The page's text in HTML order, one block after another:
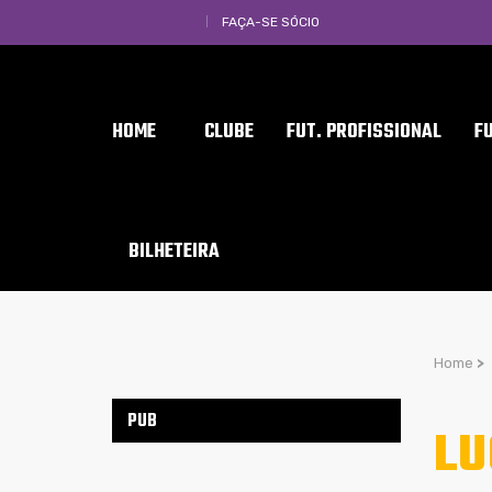
FAÇA-SE SÓCIO
HOME CLUBE FUT. PROFISSIONAL
BILHETEIRA
Home >
PUB